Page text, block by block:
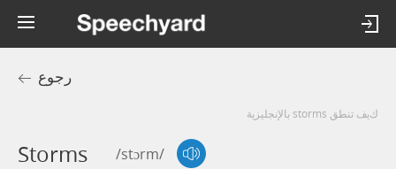
رجوع
كيف تنطق storms بالإنجليزية
Storms /stɔrm/